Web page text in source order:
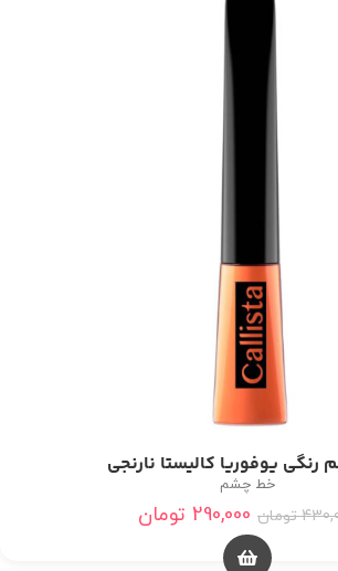
یوفوریا کالیستا نارنجی
خط چشم
تومان 290,000 تومان